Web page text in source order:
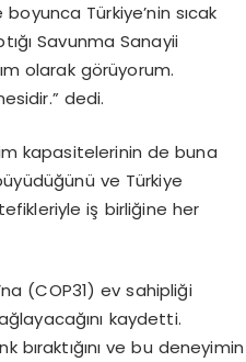
Türkiye’nin sıcak
Savunma Sanayii
olarak görüyorum.
dedi.
kapasitelerinin de buna
ve Türkiye
iş birliğine her
(COP31) ev sahipliği
kaydetti.
bıraktığını ve bu deneyimin